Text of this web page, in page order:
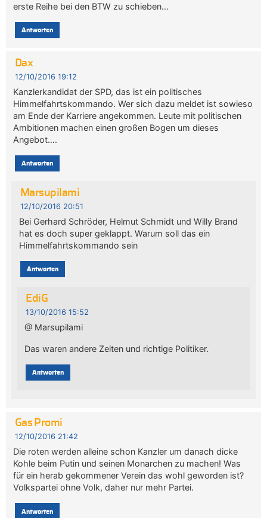
erste Reihe bei den BTW zu schieben…
Antworten
Dax
12/10/2016 19:12
Kanzlerkandidat der SPD, das ist ein politisches
Himmelfahrtskommando. Wer sich dazu meldet ist sowieso
am Ende der Karriere angekommen. Leute mit politischen
Ambitionen machen einen großen Bogen um dieses
Angebot….
Antworten
Marsupilami
12/10/2016 20:51
Bei Gerhard Schröder, Helmut Schmidt und Willy Brand
hat es doch super geklappt. Warum soll das ein
Himmelfahrtskommando sein
Antworten
EdiG
13/10/2016 15:52
@ Marsupilami
Das waren andere Zeiten und richtige Politiker.
Antworten
Gas Promi
12/10/2016 21:42
Die roten werden alleine schon Kanzler um danach dicke
Kohle beim Putin und seinen Monarchen zu machen! Was
für ein herab gekommener Verein das wohl geworden ist?
Volkspartei ohne Volk, daher nur mehr Partei.
Antworten